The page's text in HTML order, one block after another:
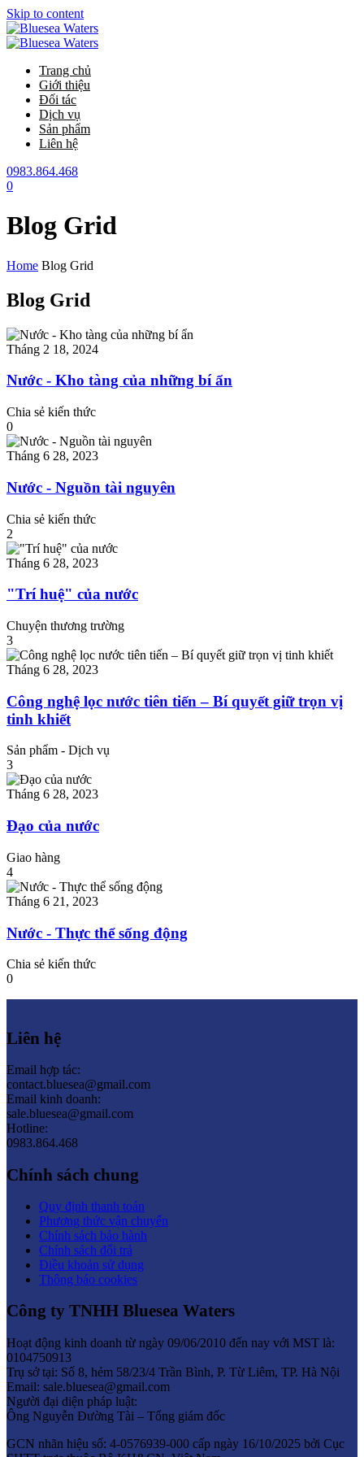
Skip to content
Trang chủ
Giới thiệu
Đối tác
Dịch vụ
Sản phẩm
Liên hệ
0983.864.468
0
Blog Grid
Home Blog Grid
Blog Grid
Tháng 2 18, 2024
Nước - Kho tàng của những bí ẩn
Chia sẻ kiến thức
0
Tháng 6 28, 2023
Nước - Nguồn tài nguyên
Chia sẻ kiến thức
2
Tháng 6 28, 2023
"Trí huệ" của nước
Chuyện thương trường
3
Tháng 6 28, 2023
Công nghệ lọc nước tiên tiến – Bí quyết giữ trọn vị
tinh khiết
Sản phẩm - Dịch vụ
3
Tháng 6 28, 2023
Đạo của nước
Giao hàng
4
Tháng 6 21, 2023
Nước - Thực thể sống động
Chia sẻ kiến thức
0
Liên hệ
Email hợp tác:
contact.bluesea@gmail.com
Email kinh doanh:
sale.bluesea@gmail.com
Hotline:
0983.864.468
Chính sách chung
Quy định thanh toán
Phương thức vận chuyển
Chính sách bảo hành
Chính sách đổi trả
Điều khoản sử dụng
Thông báo cookies
Công ty TNHH Bluesea Waters
Hoạt động kinh doanh từ ngày 09/06/2010 đến nay với MST là:
0104750913
Trụ sở tại: Số 8, hẻm 58/23/4 Trần Bình, P. Từ Liêm, TP. Hà Nội
Email: sale.bluesea@gmail.com
Người đại diện pháp luật:
Ông Nguyễn Đường Tài – Tổng giám đốc
GCN nhãn hiệu số: 4-0576939-000 cấp ngày 16/10/2025 bởi Cục